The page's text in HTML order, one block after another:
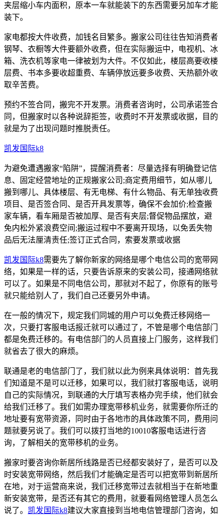
夹层缩小车内面积，原本一车就能装下的东西需要另加车才能
装下。
家电都按大件收费，加钱名目繁多。搬家公司往往告知消费者
钢琴、衣橱等大件要额外收费，但在实际搬运中，电视机、冰
箱、洗衣机等家电一律被划为大件。不仅如此，楼层高要收楼
层费、书本多要收超重费、车辆停放远要多收费、天热额外收
取辛苦费。
预约不签合同，搬完不开发票。消费者咨询时，公司承诺签合
同，但搬家时以各种说辞拒签，收费时不开发票或收据，目的
就是为了出现问题时推脱责任。
凯发国际k8
为避免遭遇搬家“陷阱”，提醒消费者：尽量选择有明确登记信
息、固定经营地址的正规搬家公司;商定费用细节，如从哪儿
搬到哪儿、具体楼层、有无电梯、有什么物品、有无单独收费
项目、是否签合同、是否开具发票等，确保不会加价;检查搬
家车辆，看车厢是否被加厚、是否有夹层;督促物品摆放，避
免内松外紧浪费空间;搬运过程中不要离开现场，以免丢失物
品后无法厘清责任;签订正式合同，索要发票或收据
凯发国际k8需要先了解你新家的网络是哪个电信公司的宽带网
络，如果是一样的话，只要告诉原来的安装公司，接通网络就
可以了。如果是不同电信公司，那就对不起了，你原有的账号
就只能给别人了，我们自己还要另外申请。
在一般的情况下，规定我们同城的用户可以免费迁移网络一
次，只要打客服电话报迁就可以通过了，不管是哪个电信部门
都是免费迁移的。有电信部门的人员直接上门服务，这样我们
就省去了很大的麻烦。
联通是老的电信部门了，我们就以此为例来具体说明：首先我
们知道是不是可以迁移，如果可以，我们就打客服电话，说明
自己的实际情况，到联通的大厅填写表格办完手续，他们就会
给我们迁移了。我们如需办理宽带移机业务，就需要你所迁的
地址要有宽带资源，同时由于各地市的具体政策不同，费用问
题就要另说了。我们可以拨打当地的10010客服电话进行咨
询，了解相关的宽带移机的业务。
搬家时要咨询你新居所线路是否已经都安装好了，是否可以及
时安装宽带网络，然后我们才能确定是否可以把宽带到新居所
在地，对于运营商来说，我们迁移宽带过去就相当于在新地重
新安装宽带，是否还有其它的费用，就要看网络管理人员怎么
说了。 凯发国际k8建议大家直接到当地电信管理部门咨询，如